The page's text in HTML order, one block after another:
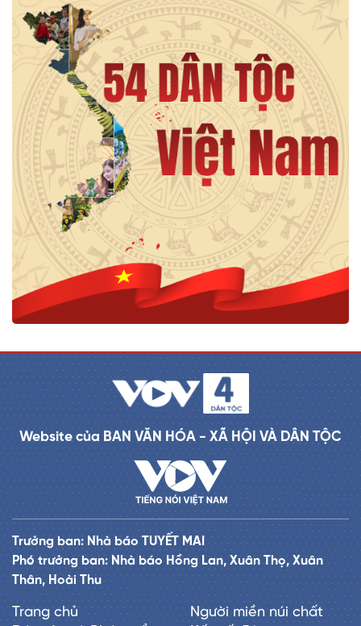
Website của BAN VĂN HÓA - XÃ HỘI VÀ DÂN TỘC
Trưởng ban: Nhà báo TUYẾT MAI
Phó trưởng ban: Nhà báo Hồng Lan, Xuân Thọ, Xuân
Thân, Hoài Thu
Trang chủ
Người miền núi chất